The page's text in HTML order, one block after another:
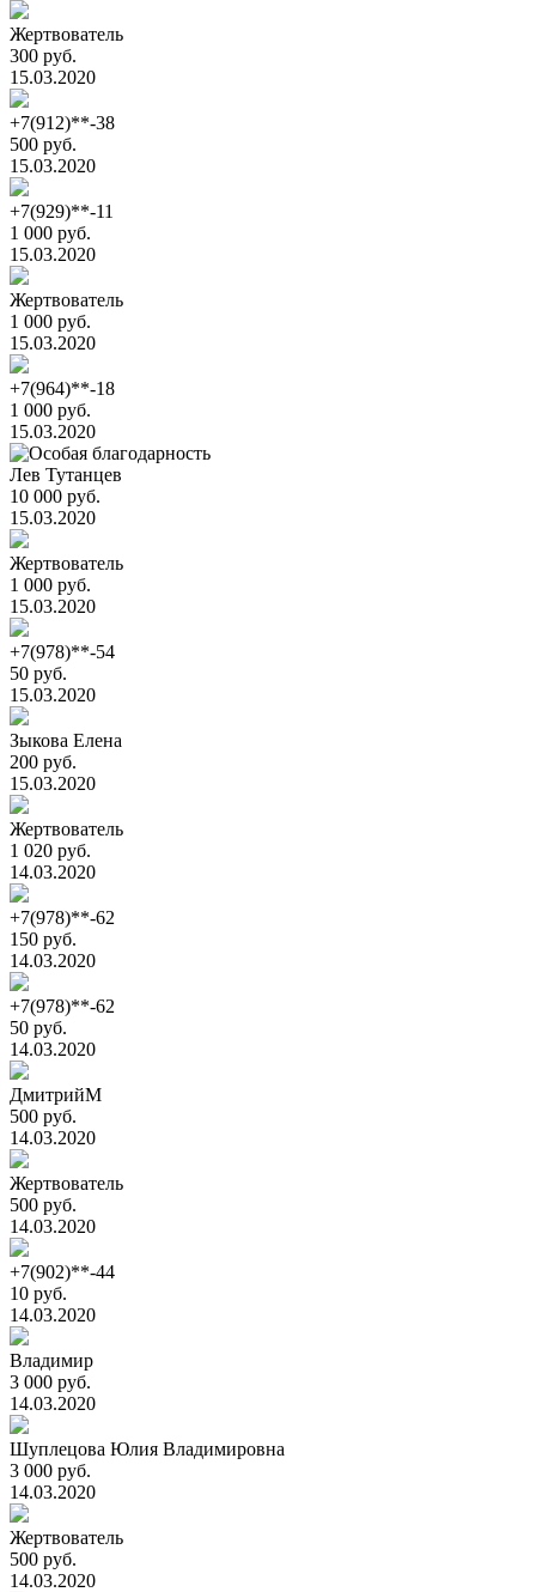
Жертвователь
300 руб.
15.03.2020
+7(912)**-38
500 руб.
15.03.2020
+7(929)**-11
1 000 руб.
15.03.2020
Жертвователь
1 000 руб.
15.03.2020
+7(964)**-18
1 000 руб.
15.03.2020
Лев Тутанцев
10 000 руб.
15.03.2020
Жертвователь
1 000 руб.
15.03.2020
+7(978)**-54
50 руб.
15.03.2020
Зыкова Елена
200 руб.
15.03.2020
Жертвователь
1 020 руб.
14.03.2020
+7(978)**-62
150 руб.
14.03.2020
+7(978)**-62
50 руб.
14.03.2020
ДмитрийМ
500 руб.
14.03.2020
Жертвователь
500 руб.
14.03.2020
+7(902)**-44
10 руб.
14.03.2020
Владимир
3 000 руб.
14.03.2020
Шуплецова Юлия Владимировна
3 000 руб.
14.03.2020
Жертвователь
500 руб.
14.03.2020